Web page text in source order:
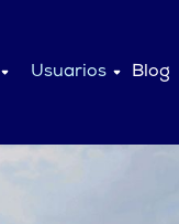
Usuarios Blog